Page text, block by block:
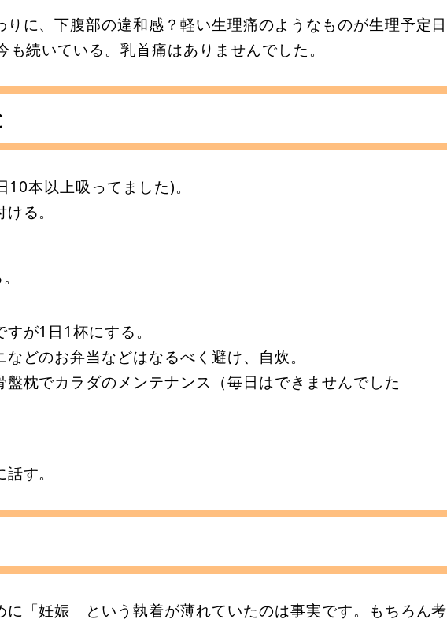
に、下腹部の違和感？軽い生理痛のようなものが生理予定日
続いている。乳首痛はありませんでした。
本以上吸ってました)。
る。
が1日1杯にする。
どのお弁当などはなるべく避け、自炊。
盤枕でカラダのメンテナンス（毎日はできませんでした
す。
「妊娠」という執着が薄れていたのは事実です。もちろん考